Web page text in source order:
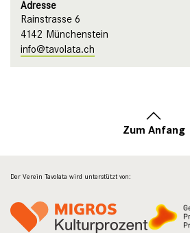
Adresse
Rainstrasse 6
4142 Münchenstein
info@tavolata.ch
Zum Anfang
Der Verein Tavolata wird unterstützt von: